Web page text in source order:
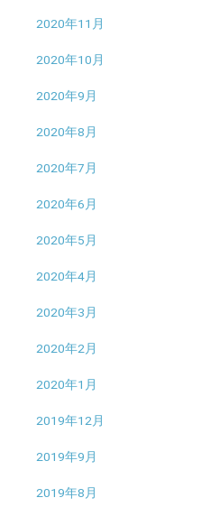
2020年11月
2020年10月
2020年9月
2020年8月
2020年7月
2020年6月
2020年5月
2020年4月
2020年3月
2020年2月
2020年1月
2019年12月
2019年9月
2019年8月